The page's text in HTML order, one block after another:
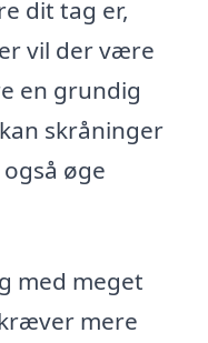
dit tag er,
vil der være
en grundig
skråninger
øge
med meget
mere